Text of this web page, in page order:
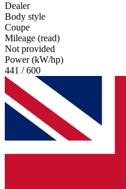
Dealer
Body style
Coupe
Mileage (read)
Not provided
Power (kW/hp)
441 / 600